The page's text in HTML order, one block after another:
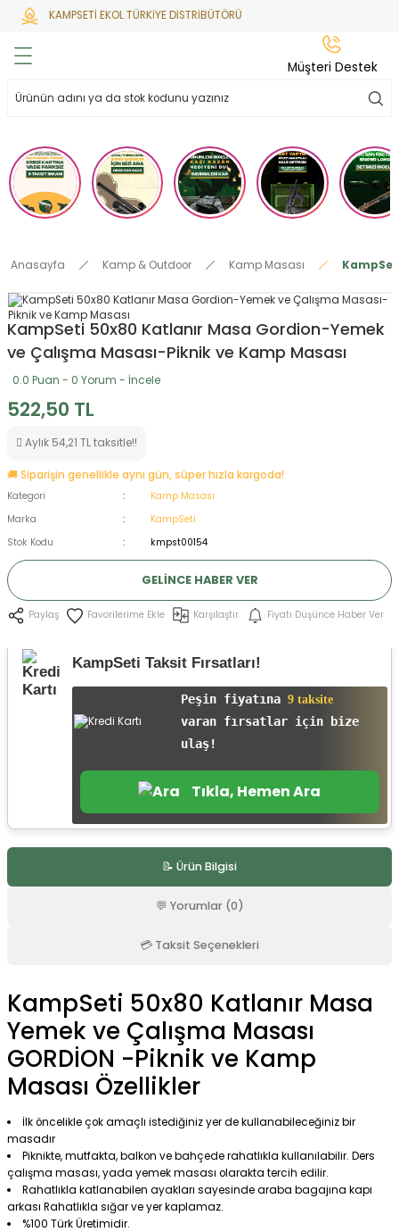
KAMPSETİ EKOL TÜRKİYE DİSTRİBÜTÖRÜ
Geri Dön
Geri Dön
Geri Dön
Geri Dön
Tabure
Geri Dön
Anasayfa Kamp & Outdoor Kamp Masası
KampSeti 50x80 Katlanır Masa Gordion-Yemek
ve Çalışma Masası-Piknik ve Kamp Masası
0.0 Puan - 0 Yorum - İncele
522,50 TL
Aylık 54,21 TL taksitle!!
🚚 Siparişin genellikle aynı gün, süper hızla kargoda!
Kategori
Kamp Masası
Marka
KampSeti
Stok Kodu
kmpst00154
GELINCE HABER VER
Paylaş Karşılaştır Fiyatı Düşünce Haber Ver
KampSeti Taksit Fırsatları!
Peşin fiyatına 9 taksite
varan fırsatlar için bize
ulaş!
Tıkla, Hemen Ara
📝 Ürün Bilgisi
💬 Yorumlar (0)
💳 Taksit Seçenekleri
KampSeti 50x80 Katlanır Masa
Yemek ve Çalışma Masası
GORDİON -Piknik ve Kamp
Masası Özellikler
İlk öncelikle çok amaçlı istediğiniz yer de kullanabileceğiniz bir
masadır
Piknikte, mutfakta, balkon ve bahçede rahatlıkla kullanılabilir. Ders
çalışma masası, yada yemek masası olarakta tercih edilir.
Rahatlıkla katlanabilen ayakları sayesinde araba bagajına kapı
arkası Rahatlıkla sığar ve yer kaplamaz.
%100 Türk Üretimidir.